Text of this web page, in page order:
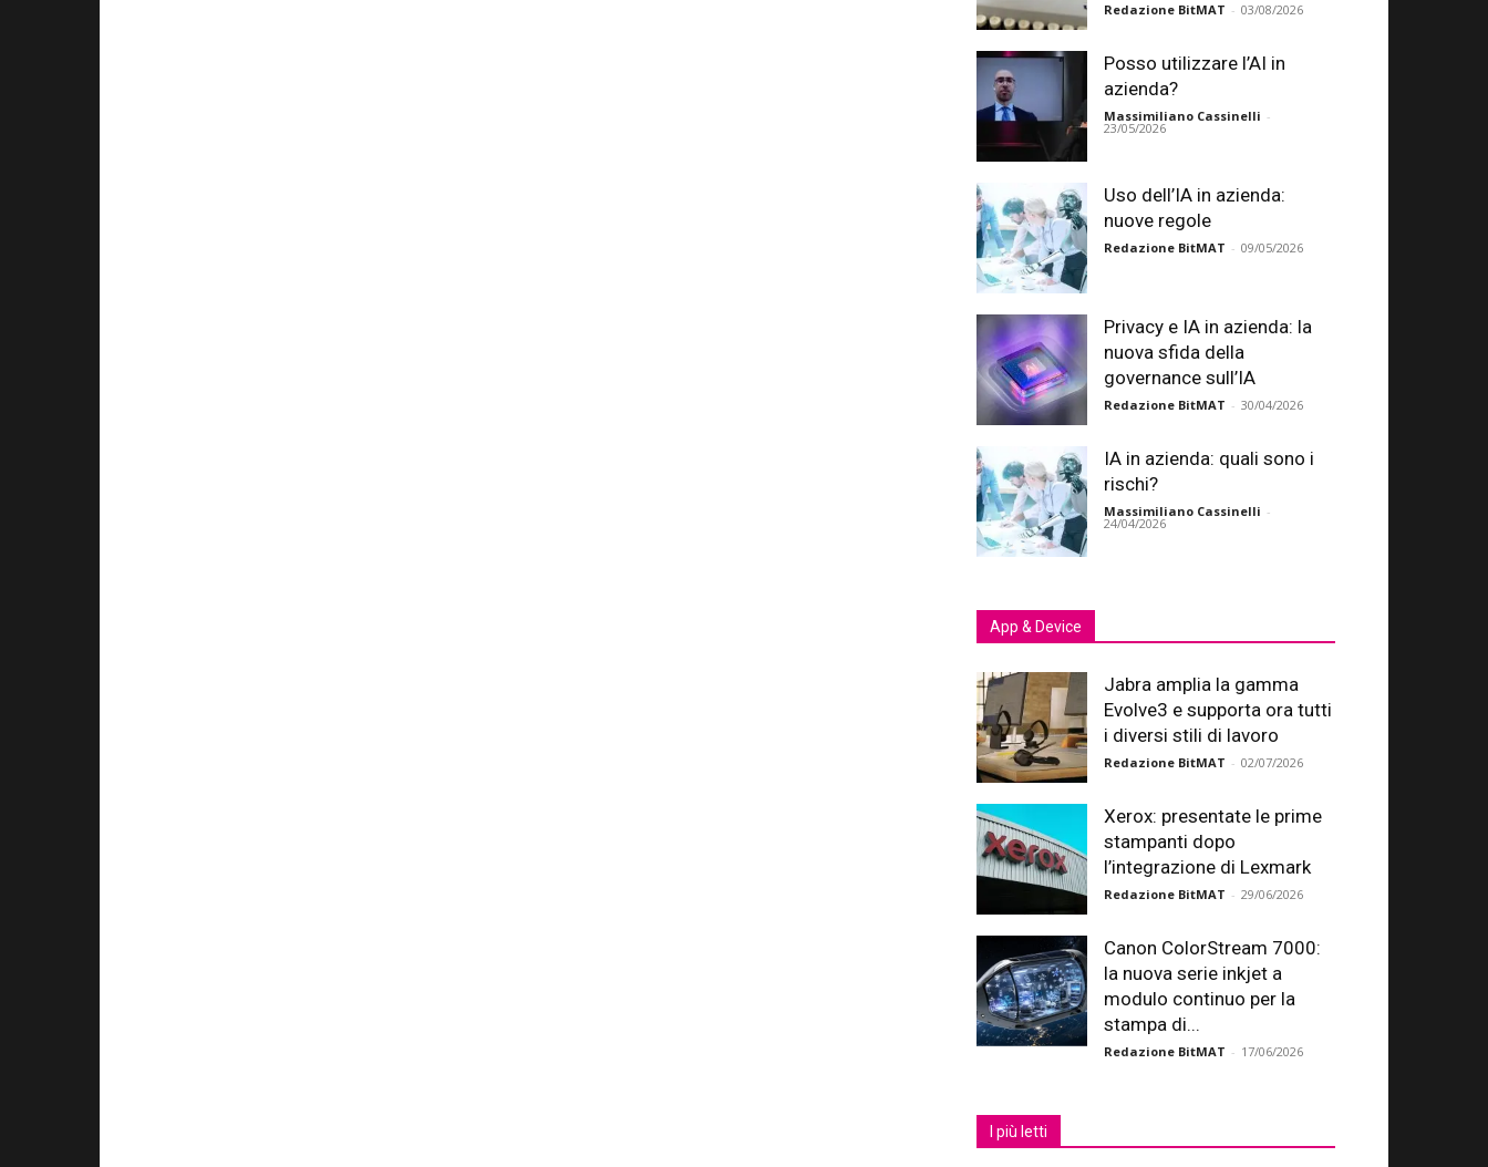
Redazione BitMAT - 03/08/2026
Posso utilizzare l’AI in
azienda?
Massimiliano Cassinelli -
23/05/2026
Uso dell’IA in azienda:
nuove regole
Redazione BitMAT - 09/05/2026
Privacy e IA in azienda: la
nuova sfida della
governance sull’IA
Redazione BitMAT - 30/04/2026
IA in azienda: quali sono i
rischi?
Massimiliano Cassinelli -
24/04/2026
App & Device
Jabra amplia la gamma
Evolve3 e supporta ora tutti
i diversi stili di lavoro
Redazione BitMAT - 02/07/2026
Xerox: presentate le prime
stampanti dopo
l’integrazione di Lexmark
Redazione BitMAT - 29/06/2026
Canon ColorStream 7000:
la nuova serie inkjet a
modulo continuo per la
stampa di...
Redazione BitMAT - 17/06/2026
I più letti